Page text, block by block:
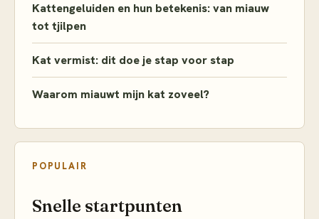
Kattengeluiden en hun betekenis: van miauw
tot tjilpen
Kat vermist: dit doe je stap voor stap
Waarom miauwt mijn kat zoveel?
POPULAIR
Snelle startpunten